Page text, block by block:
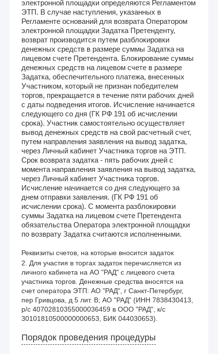
электронной площадки определяются Регламентом
ЭТП. В случае наступления, указанных в
Регламенте оснований для возврата Оператором
электронной площадки Задатка Претенденту,
возврат производится путем разблокировки
денежных средств в размере суммы Задатка на
лицевом счете Претендента. Блокирование суммы
денежных средств на лицевом счете в размере
Задатка, обеспечительного платежа, внесенных
Участником, который не признан победителем
торгов, прекращается в течение пяти рабочих дней
с даты подведения итогов. Исчисление начинается
следующего со дня (ГК РФ 191 об исчислении
срока). Участник самостоятельно осуществляет
вывод денежных средств на свой расчетный счет,
путем направления заявления на вывод задатка,
через Личный кабинет Участника торгов на ЭТП.
Срок возврата задатка - пять рабочих дней с
момента направления заявления на вывод задатка,
через Личный кабинет Участника торгов.
Исчисление начинается со дня следующего за
днем отправки заявления. (ГК РФ 191 об
исчислении срока). С момента разблокировки
суммы Задатка на лицевом счете Претендента
обязательства Оператора электронной площадки
по возврату Задатка считаются исполненными.
Реквизиты счетов, на которые вносится задаток
2. Для участия в торгах задаток перечисляется из
личного кабинета на АО "РАД" с лицевого счета
участника торгов. Денежные средства вносятся на
счет оператора ЭТП: АО "РАД", г Санкт-Петербург,
пер Гривцова, д 5 лит. В; АО "РАД" (ИНН 7838430413,
р/с 40702810355000036459 в ООО "РАД", к/с
30101810500000000653, БИК 044030653).
Порядок проведения процедуры